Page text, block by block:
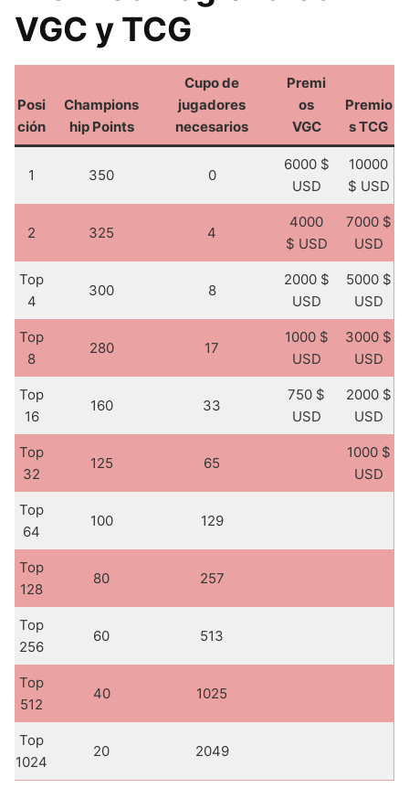
VGC y TCG
Posi
ción
Champions
hip Points
Cupo de
jugadores
necesarios
Premi
os
VGC
Premio
s TCG
1 350 0
6000 $
USD
10000
$ USD
2 325 4
4000
$ USD
7000 $
USD
Top
4
300 8
2000 $
USD
5000 $
USD
Top
8
280 17
1000 $
USD
3000 $
USD
Top
16
160 33
750 $
USD
2000 $
USD
Top
32
125 65
1000 $
USD
Top
64
100 129
Top
128
80 257
Top
256
60 513
Top
512
40 1025
Top
1024
20 2049